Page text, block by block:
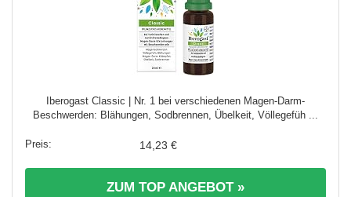
Iberogast Classic | Nr. 1 bei verschiedenen Magen-Darm-
Beschwerden: Blähungen, Sodbrennen, Übelkeit, Völlegefüh ...
14,23 €
ZUM TOP ANGEBOT »